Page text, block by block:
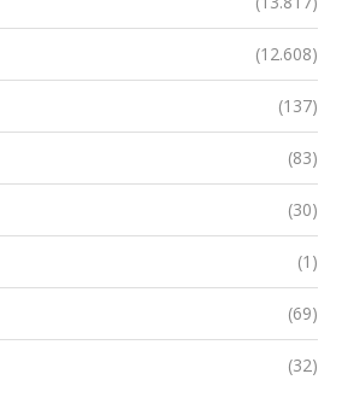
(12.608)
(137)
(83)
(30)
(1)
(69)
(32)